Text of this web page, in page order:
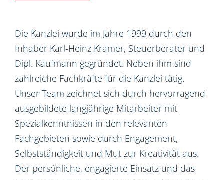
Die Kanzlei wurde im Jahre 1999 durch den
Inhaber Karl-Heinz Kramer, Steuerberater und
Dipl. Kaufmann gegründet. Neben ihm sind
zahlreiche Fachkräfte für die Kanzlei tätig.
Unser Team zeichnet sich durch hervorragend
ausgebildete langjährige Mitarbeiter mit
Spezialkenntnissen in den relevanten
Fachgebieten sowie durch Engagement,
Selbstständigkeit und Mut zur Kreativität aus.
Der persönliche, engagierte Einsatz und das